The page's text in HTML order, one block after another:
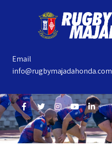
Email
info@rugbymajadahonda.com